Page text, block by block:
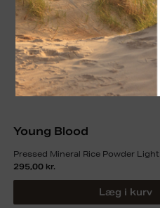
Young Blood
Pressed Mineral Rice Powder Light
295,00 kr.
Læg i kurv